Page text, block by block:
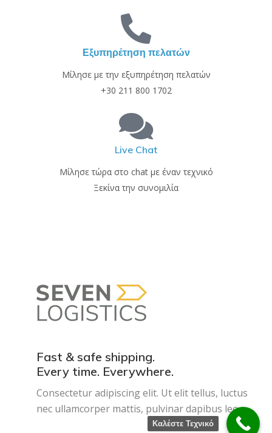
Εξυπηρέτηση πελατών
Μίλησε με την εξυπηρέτηση πελατών
+30 211 800 1702
Live Chat
Μίλησε τώρα στο chat με έναν τεχνικό
Ξεκίνα την συνομιλία
Fast & safe shipping.
Every time. Everywhere.
Consectetur adipiscing elit. Ut elit tellus, luctus
nec ullamcorper mattis, pulvinar dapibus leo.
Καλέστε Τεχνικό